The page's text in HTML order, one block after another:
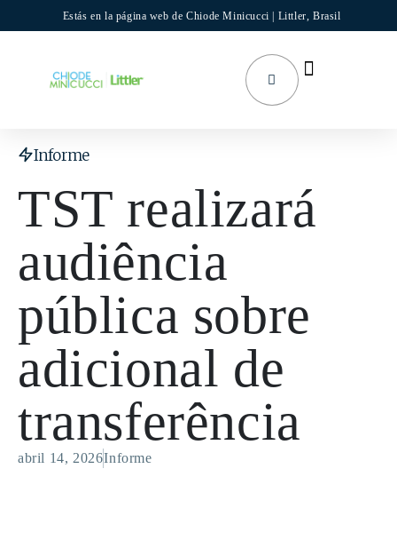
Estás en la página web de Chiode Minicucci | Littler, Brasil
Informe
TST realizará
audiência
pública sobre
adicional de
transferência
abril 14, 2026Informe